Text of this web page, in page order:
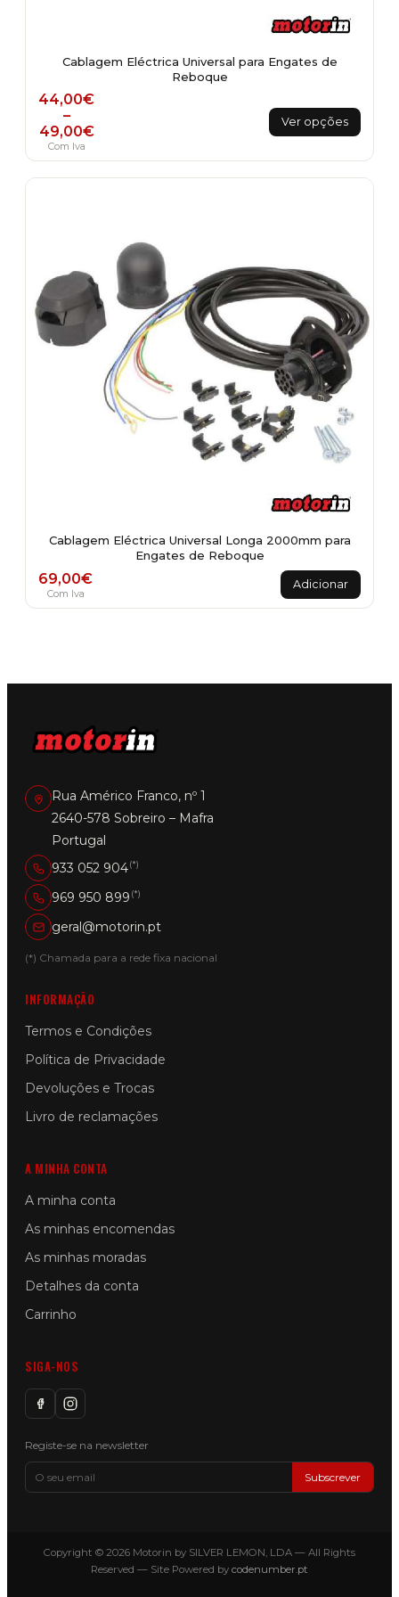
Cablagem Eléctrica Universal para Engates de
Reboque
44,00€
–
49,00€
Price range: 44,00€ through 49,00€
Com Iva
Ver opções
This
product
multiple
variants.
chosen
on
the
product
page
Cablagem Eléctrica Universal Longa 2000mm para
Engates de Reboque
69,00€
Com Iva
Adicionar
Rua Américo Franco, nº 1
2640-578 Sobreiro – Mafra
Portugal
933 052 904(*)
969 950 899 (*)
geral@motorin.pt
(*) Chamada para a rede fixa nacional
INFORMAÇÃO
Termos e Condições
Política de Privacidade
Devoluções e Trocas
Livro de reclamações
A MINHA CONTA
A minha conta
As minhas encomendas
As minhas moradas
Detalhes da conta
Carrinho
SIGA-NOS
Registe-se na newsletter
Subscrever
Copyright © 2026 Motorin by SILVER LEMON, LDA — All Rights
Reserved — Site Powered by codenumber.pt